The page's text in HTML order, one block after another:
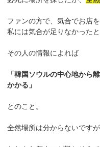
ファンの方で、気合でお店
私には気合が足りなかった
その人の情報によれば
「韓国ソウルの中心地から
かかる」
とのこと。
全然場所は分からないです